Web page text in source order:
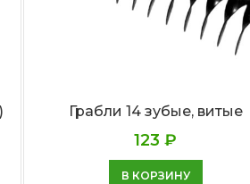
Грабли 14 зубые, витые
123₽
В КОРЗИНУ